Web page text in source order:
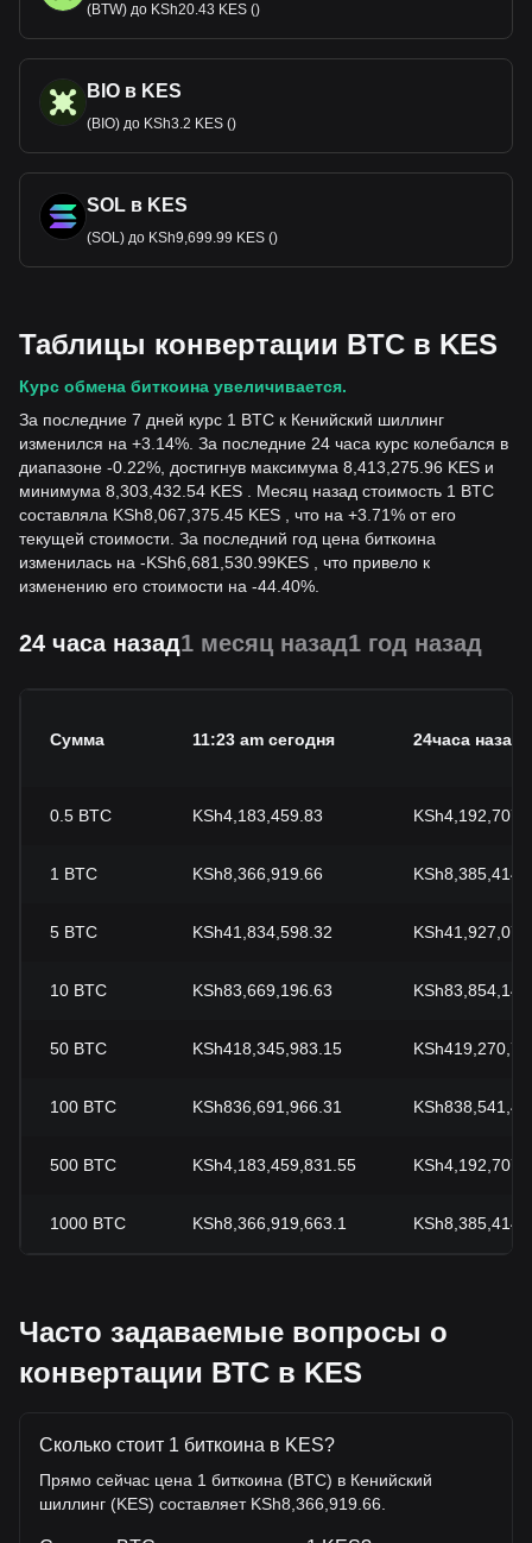
(BTW) до KSh20.43 KES ()
BIO в KES
(BIO) до KSh3.2 KES ()
SOL в KES
(SOL) до KSh9,699.99 KES ()
Таблицы конвертации BTC в KES
Курс обмена биткоина увеличивается.
За последние 7 дней курс 1 BTC к Кенийский шиллинг
изменился на +3.14%. За последние 24 часа курс колебался в
диапазоне -0.22%, достигнув максимума 8,413,275.96 KES и
минимума 8,303,432.54 KES . Месяц назад стоимость 1 BTC
составляла KSh8,067,375.45 KES , что на +3.71% от его
текущей стоимости. За последний год цена биткоина
изменилась на -KSh6,681,530.99KES , что привело к
изменению его стоимости на -44.40%.
24 часа назад1 месяц назад1 год назад
Сумма 11:23 am сегодня 24часа назад
0.5 BTC KSh4,183,459.83
1 BTC KSh8,366,919.66
5 BTC KSh41,834,598.32
10 BTC KSh83,669,196.63
50 BTC KSh418,345,983.15
100 BTC KSh836,691,966.31
500 BTC KSh4,183,459,831.55
1000 BTC KSh8,366,919,663.1
Часто задаваемые вопросы о
конвертации BTC в KES
Сколько стоит 1 биткоина в KES?
Прямо сейчас цена 1 биткоина (BTC) в Кенийский
шиллинг (KES) составляет KSh8,366,919.66.